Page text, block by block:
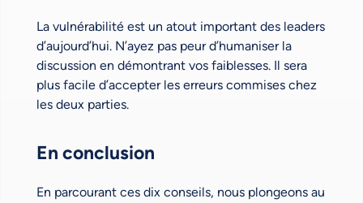
La vulnérabilité est un atout important des leaders
d’aujourd’hui. N’ayez pas peur d’humaniser la
discussion en démontrant vos faiblesses. Il sera
plus facile d’accepter les erreurs commises chez
les deux parties.
En conclusion
En parcourant ces dix conseils, nous plongeons au